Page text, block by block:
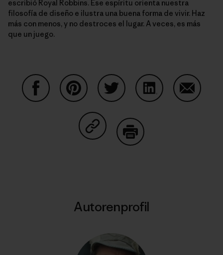
escribió Royal Robbins. Ese espíritu orienta nuestra
filosofía de diseño e ilustra una buena forma de vivir. Haz
más con menos, y no destroces el lugar. A veces, es más
que un juego.
Auf Copy Link teilen
Autorenprofil